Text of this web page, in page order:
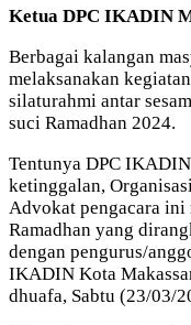
Ketua DPC IKADIN
Berbagai kalangan
melaksanakan
silaturahmi antar
suci Ramadhan 2024.
Tentunya DPC
ketinggalan,
Advokat pengacara ini
Ramadhan yang
dengan pengurus/
IKADIN Kota
dhuafa, Sabtu (23/03/